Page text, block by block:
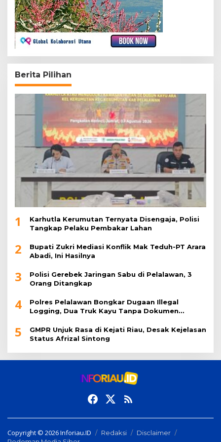
Berita Pilihan
1
Karhutla Kerumutan Ternyata Disengaja, Polisi
Tangkap Pelaku Pembakar Lahan
2
Bupati Zukri Mediasi Konflik Mak Teduh-PT Arara
Abadi, Ini Hasilnya
3
Polisi Gerebek Jaringan Sabu di Pelalawan, 3
Orang Ditangkap
4
Polres Pelalawan Bongkar Dugaan Illegal
Logging, Dua Truk Kayu Tanpa Dokumen
5
GMPR Unjuk Rasa di Kejati Riau, Desak Kejelasan
Status Afrizal Sintong
Copyright © 2026 Inforiau.ID Redaksi
Disclaimer